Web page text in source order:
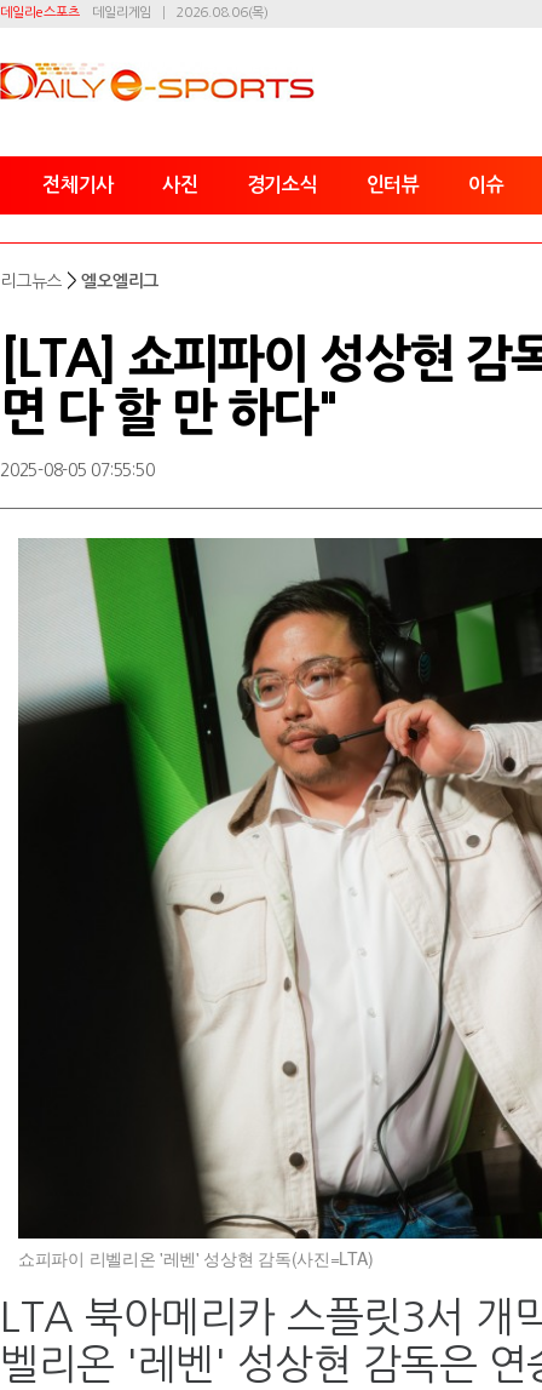
데일리e스포츠 데일리게임 2026.08.06(목)
전체기사 사진 경기소식 인터뷰 이슈
리그뉴스 >엘오엘리그
[LTA] 쇼피파이 성상현
면 다 할 만 하다"
2025-08-05 07:55:50
쇼피파이 리벨리온 '레벤' 성상현 감독(사진=LTA)
LTA 북아메리카 스플릿3서 개
벨리온 '레벤' 성상현 감독은 연